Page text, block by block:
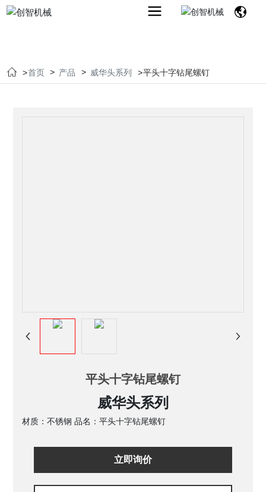
首页 产品 威华头系列 平头十字钻尾螺钉
平头十字钻尾螺钉
威华头系列
材质：不锈钢 品名：平头十字钻尾螺钉
立即询价